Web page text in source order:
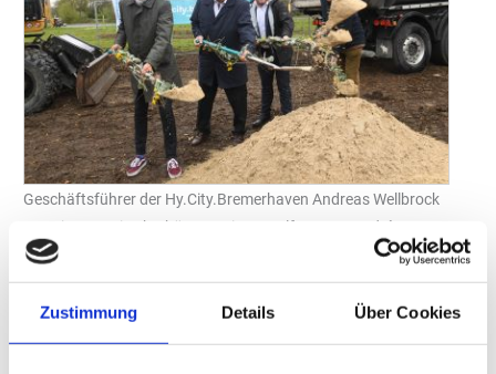
Zustimmung Details Über Cookies
Geschäftsführer der Hy.City.Bremerhaven Andreas Wellbrock
gemeinsam mit Oberbürgermeister Melf Grantz, André
Steinau, Geschäftsführer Hy.City.Bremerhaven, und Robert
Haase, Geschäftsführer BremerhavenBus, beim symbolischen
Spatenstich.